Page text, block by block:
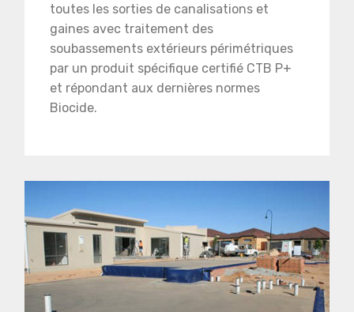
toutes les sorties de canalisations et
gaines avec traitement des
soubassements extérieurs périmétriques
par un produit spécifique certifié CTB P+
et répondant aux dernières normes
Biocide.